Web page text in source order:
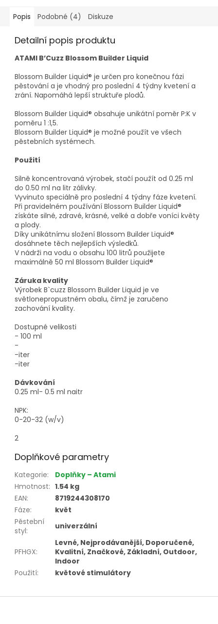
Popis Podobné (4) Diskuze
Detailní popis produktu
ATAMI B’Cuzz Blossom Builder Liquid
Blossom Builder Liquid® je určen pro konečnou fázi
pěstování a je vhodný pro poslední 4 týdny kvetení a
zrání. Napomáhá lepší struktuře plodů.
Blossom Builder Liquid® obsahuje unikátní poměr P:K v
poměru 1 :1,5.
Blossom Builder Liquid® je možné použít ve všech
pěstebních systémech.
Použití
Silně koncentrovaná výrobek, stačí použít od 0.25 ml
do 0.50 ml na litr zálivky.
Vyvinuto speciálně pro poslední 4 týdny fáze kvetení.
Při pravidelném používání Blossom Builder Liquid®
získáte silné, zdravé, krásné, velké a dobře voníci květy
a plody.
Díky unikátnímu složení Blossom Builder Liquid®
dosáhnete těch nejlepších výsledků.
V nádrži na vodu o obsahu 100 litrů použijete
maximálně 50 ml Blossom Builder Liquid®
Záruka kvality
Výrobek B`cuzz Blossom Builder Liquid je ve
světlonepropustném obalu, čímž je zaručeno
zachování kvality.
Dostupné velikosti
- 100 ml
-
-iter
-iter
Dávkování
0.25 ml- 0.5 ml naitr
NPK:
0-20-32 (w/v)
2
Doplňkové parametry
Kategorie:
Doplňky – Atami
Hmotnost: 1.54 kg
EAN:
8719244308170
Fáze:
květ
Pěstební
styl: univerzální
PFHGX:
Levné, Nejprodávanější, Doporučené,
Kvalitní, Značkové, Základní, Outdoor,
Indoor
Použití: květové stimulátory
Z